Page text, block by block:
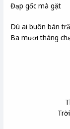
Đạp gốc mà gặt
Dù ai buôn bán
Ba mươi tháng